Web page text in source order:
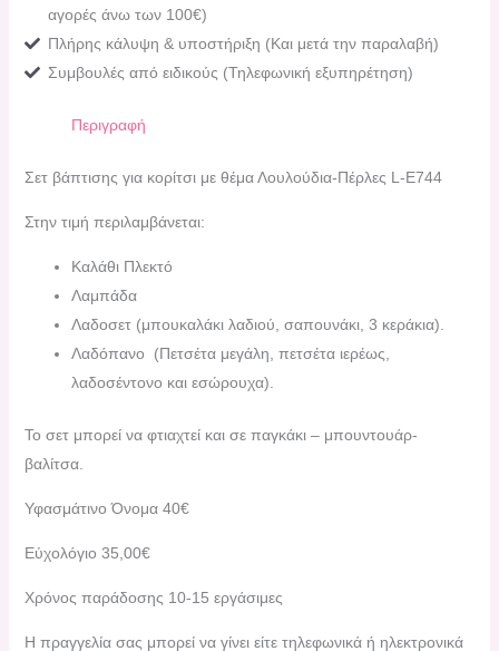
αγορές άνω των 100€)
Πλήρης κάλυψη & υποστήριξη (Και μετά την παραλαβή)
Συμβουλές από ειδικούς (Τηλεφωνική εξυπηρέτηση)
Περιγραφή
Σετ βάπτισης για κορίτσι με θέμα Λουλούδια-Πέρλες L-E744
Στην τιμή περιλαμβάνεται:
Καλάθι Πλεκτό
Λαμπάδα
Λαδοσετ (μπουκαλάκι λαδιού, σαπουνάκι, 3 κεράκια).
Λαδόπανο (Πετσέτα μεγάλη, πετσέτα ιερέως,
λαδοσέντονο και εσώρουχα).
Το σετ μπορεί να φτιαχτεί και σε παγκάκι – μπουντουάρ-
βαλίτσα.
Υφασμάτινο Όνομα 40€
Εύχολόγιο 35,00€
Χρόνος παράδοσης 10-15 εργάσιμες
H πραγγελία σας μπορεί να γίνει είτε τηλεφωνικά ή ηλεκτρονικά